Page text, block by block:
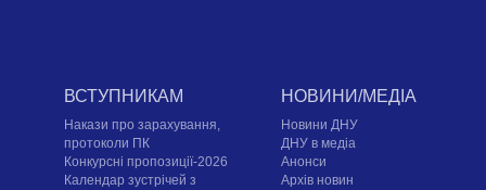
ВСТУПНИКАМ
Накази про зарахування,
протоколи ПК
Конкурсні пропозиції-2026
Календар зустрічей з
НОВИНИ/МЕДІА
Новини ДНУ
ДНУ в медіа
Анонси
Архів новин